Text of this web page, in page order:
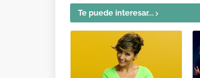
Te puede interesar...